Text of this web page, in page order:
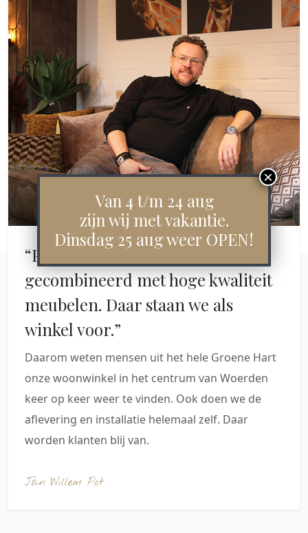
“Persoonlijke service
gecombineerd met hoge kwaliteit
meubelen. Daar staan we als
winkel voor.”
Daarom weten mensen uit het hele Groene Hart
onze woonwinkel in het centrum van Woerden
keer op keer weer te vinden. Ook doen we de
aflevering en installatie helemaal zelf. Daar
worden klanten blij van.
Jan Willem Pot
Van 4 t/m 24 aug
zijn wij met vakantie.
Dinsdag 25 aug weer OPEN!